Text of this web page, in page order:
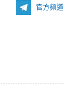
官方頻道